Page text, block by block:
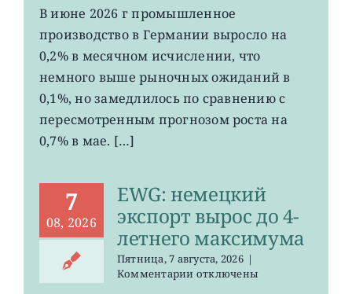
EWG:
рост
промпроизводства
Германии
до
0,2%
В июне 2026 г промышленное
производство в Германии выросло на
0,2% в месячном исчислении, что
немного выше рыночных ожиданий в
0,1%, но замедлилось по сравнению с
пересмотренным прогнозом роста на
0,7% в мае. […]
7
08, 2026
EWG: немецкий
экспорт вырос до 4-
летнего максимума
Пятница, 7 августа, 2026 |
Комментариикотключены